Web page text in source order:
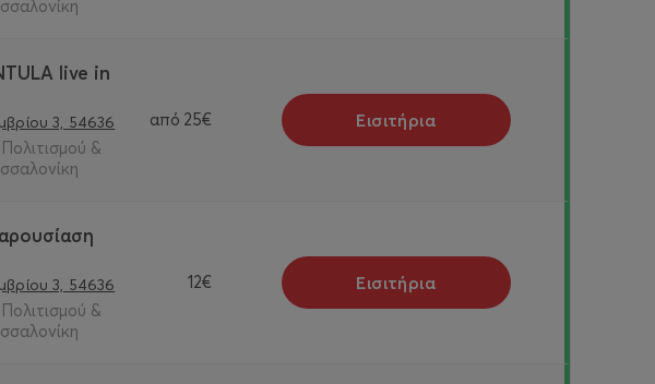
live in
3, 54636
&
από 25€ Εισιτήρια
3, 54636
&
12€ Εισιτήρια